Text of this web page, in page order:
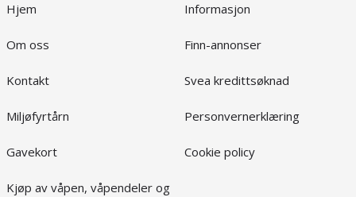
Hjem
Om oss
Kontakt
Miljøfyrtårn
Gavekort
Kjøp av våpen, våpendeler og
Informasjon
Finn-annonser
Svea kredittsøknad
Personvernerklæring
Cookie policy